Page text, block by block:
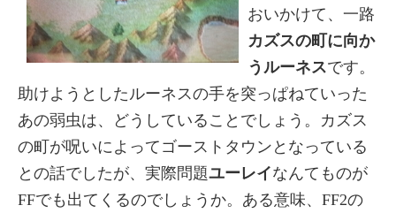
おいかけて、一路
カズスの町に向か
うルーネスです。
助けようとしたルーネスの手を突っぱねていった
あの弱虫は、どうしていることでしょう。カズス
の町が呪いによってゴーストタウンとなっている
との話でしたが、実際問題ユーレイなんてものが
FFでも出てくるのでしょうか。ある意味、FF2の